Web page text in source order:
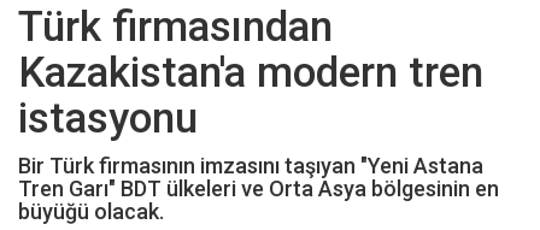
Türk firmasından
Kazakistan'a modern tren
istasyonu
Bir Türk firmasının imzasını taşıyan "Yeni Astana
Tren Garı" BDT ülkeleri ve Orta Asya bölgesinin en
büyüğü olacak.